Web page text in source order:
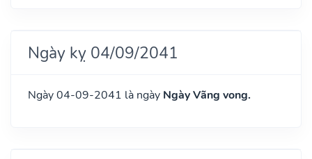
Ngày kỵ 04/09/2041
Ngày 04-09-2041 là ngày Ngày Vãng vong.